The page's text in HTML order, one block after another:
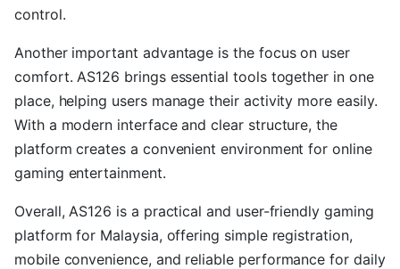
control.
Another important advantage is the focus on user
comfort. AS126 brings essential tools together in one
place, helping users manage their activity more easily.
With a modern interface and clear structure, the
platform creates a convenient environment for online
gaming entertainment.
Overall, AS126 is a practical and user-friendly gaming
platform for Malaysia, offering simple registration,
mobile convenience, and reliable performance for daily